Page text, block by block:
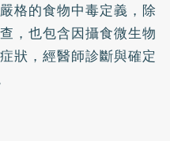
格的食物中毒定義，除
，也包含因攝食微生物
狀，經醫師診斷與確定